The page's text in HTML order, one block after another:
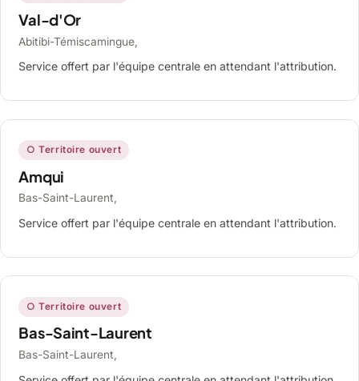
Val-d'Or
Abitibi-Témiscamingue,
Service offert par l'équipe centrale en attendant l'attribution.
○ Territoire ouvert
Amqui
Bas-Saint-Laurent,
Service offert par l'équipe centrale en attendant l'attribution.
○ Territoire ouvert
Bas-Saint-Laurent
Bas-Saint-Laurent,